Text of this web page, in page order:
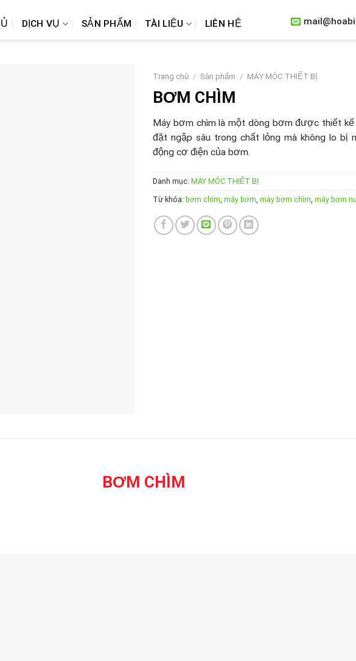
DỊCH VỤ SẢN PHẨM TÀI LIỆU LIÊN HỆ
Trang chủ / Sản phẩm / MÁY MÓC THIẾT BỊ
BƠM CHÌM
Máy bơm chìm là một dòng bơm được thiết
đặt ngập sâu trong chất lỏng mà không lo bị
động cơ điện của bơm.
Danh mục: MÁY MÓC THIẾT BỊ
Từ khóa: bơm chìm máy bơm máy bơm chìm máy bơm
BƠM CHÌM